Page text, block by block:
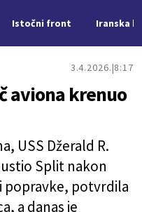
Istočni front Iranska
3.4.2026. 8:17
aviona krenuo
USS Džerald R.
Split nakon
popravke, potvrdila
a danas je